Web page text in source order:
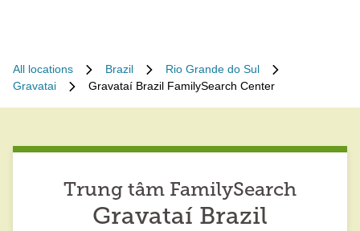
All locations Brazil
Rio Grande do Sul
Gravatai
Gravataí Brazil FamilySearch Center
Trung tâm FamilySearch
Gravataí Brazil